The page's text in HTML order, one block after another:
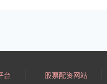
台 股票配资网站